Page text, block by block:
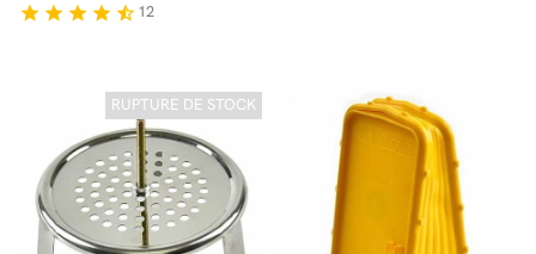
star star star star star_half 12
RUPTURE DE STOCK